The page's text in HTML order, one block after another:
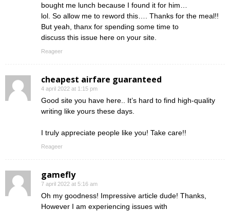
bought me lunch because I found it for him…
lol. So allow me to reword this…. Thanks for the meal!!
But yeah, thanx for spending some time to
discuss this issue here on your site.
Reageer
cheapest airfare guaranteed
4 april 2022 at 1:15 pm
Good site you have here.. It’s hard to find high-quality
writing like yours these days.
I truly appreciate people like you! Take care!!
Reageer
gamefly
7 april 2022 at 5:16 am
Oh my goodness! Impressive article dude! Thanks,
However I am experiencing issues with